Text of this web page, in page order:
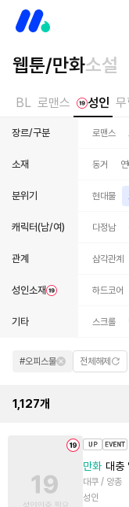
웹툰/만화소설
BL 로맨스 성인 무
장르/구분 로맨스
소재 동거
분위기 현대물
캐릭터(남/여) 다정남
관계 삼각관계
성인소재 하드코어
기타 스크롤
#오피스물 전체해제
1,127개
만화 대충
대쿠 / 양총
성인